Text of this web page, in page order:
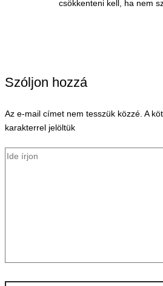
csökkenteni kell, ha nem
Szóljon hozzá
Az e-mail címet nem tesszük közzé. A
karakterrel jelöltük
Ide